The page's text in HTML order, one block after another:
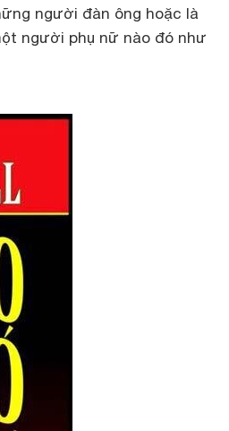
người đàn ông hoặc là
người phụ nữ nào đó như